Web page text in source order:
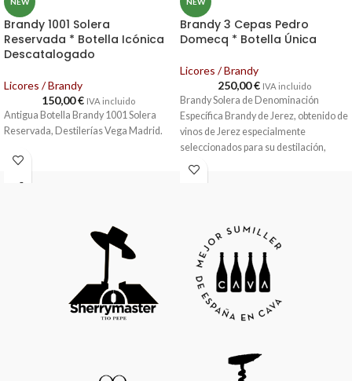
Brandy 1001 Solera
Reservada * Botella Icónica
Descatalogado
Licores / Brandy
150,00€ IVA incluido
Antigua Botella Brandy 1001 Solera
Reservada, Destilerías Vega Madrid.
Brandy 3 Cepas Pedro
Domecq * Botella Única
Licores / Brandy
250,00€ IVA incluido
Brandy Solera de Denominación
Específica Brandy de Jerez, obtenido de
vinos de Jerez especialmente
seleccionados para su destilación,
obteniendo destilados de máxima